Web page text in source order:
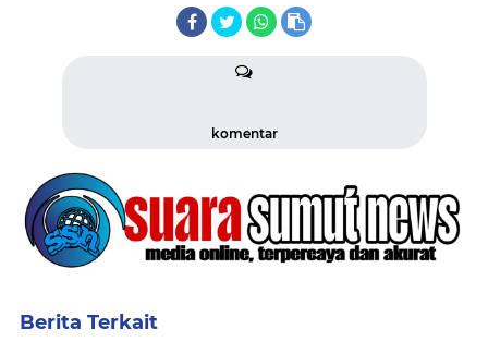
komentar
Berita Terkait